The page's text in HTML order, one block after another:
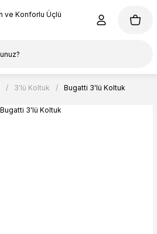
3'lü Koltuk Bugatti 3'lü Koltuk